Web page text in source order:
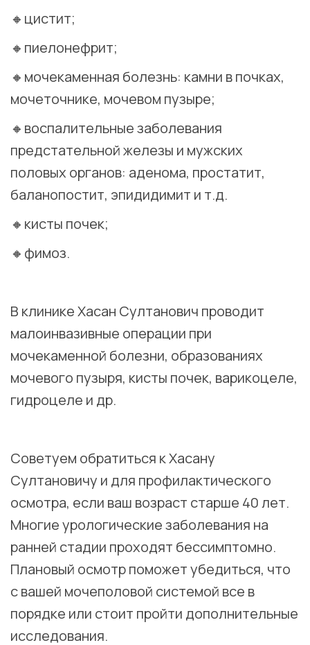
🔸цистит;
🔸пиелонефрит;
🔸мочекаменная болезнь: камни в почках,
мочеточнике, мочевом пузыре;
🔸воспалительные заболевания
предстательной железы и мужских
половых органов: аденома, простатит,
баланопостит, эпидидимит и т.д.
🔸кисты почек;
🔸фимоз.
В клинике Хасан Султанович проводит
малоинвазивные операции при
мочекаменной болезни, образованиях
мочевого пузыря, кисты почек, варикоцеле,
гидроцеле и др.
Советуем обратиться к Хасану
Султановичу и для профилактического
осмотра, если ваш возраст старше 40 лет.
Многие урологические заболевания на
ранней стадии проходят бессимптомно.
Плановый осмотр поможет убедиться, что
с вашей мочеполовой системой все в
порядке или стоит пройти дополнительные
исследования.